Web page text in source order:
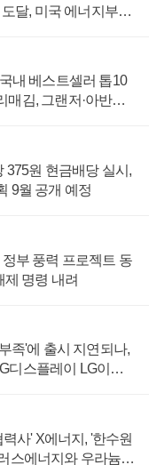
달, 미국 에너지부
내 베스트셀러 톱10
매김, 그랜저·아반떼
375원 현금배당 실시,
9월 공개 예정
부 풍력 프로젝트 동
제 명령 내려
족'에 출시 지연되나,
디스플레이 LG이노
사' X에너지, '한수원
스에너지와 우라늄